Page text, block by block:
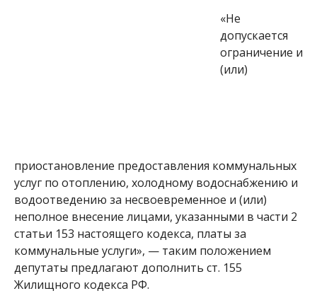
«Не
допускается
ограничение и
(или)
приостановление предоставления коммунальных
услуг по отоплению, холодному водоснабжению и
водоотведению за несвоевременное и (или)
неполное внесение лицами, указанными в части 2
статьи 153 настоящего кодекса, платы за
коммунальные услуги», — таким положением
депутаты предлагают дополнить ст. 155
Жилищного кодекса РФ.